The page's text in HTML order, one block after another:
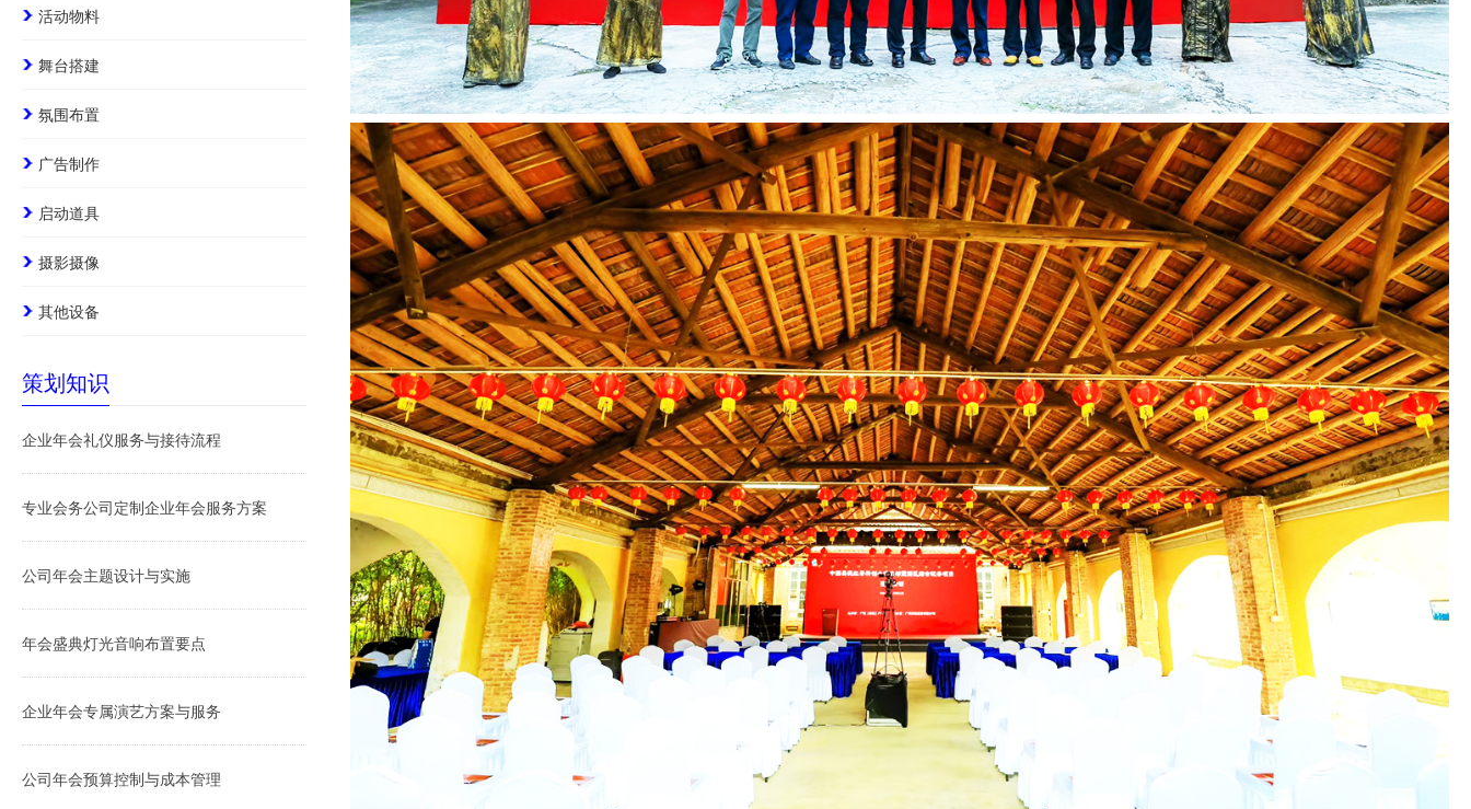
活动物料
舞台搭建
氛围布置
广告制作
启动道具
摄影摄像
其他设备
策划知识
企业年会礼仪服务与接待流程
专业会务公司定制企业年会服务方案
公司年会主题设计与实施
年会盛典灯光音响布置要点
企业年会专属演艺方案与服务
公司年会预算控制与成本管理